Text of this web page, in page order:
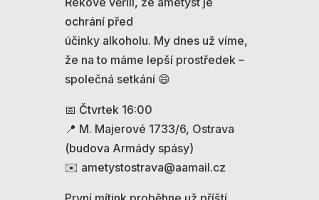
ochrání před
účinky alkoholu. My dnes už víme,
že na to máme lepší prostředek –
společná setkání 😄
📅 Čtvrtek 16:00
📍 M. Majerové 1733/6, Ostrava
(budova Armády spásy)
✉️ ametystostrava@aamail.cz